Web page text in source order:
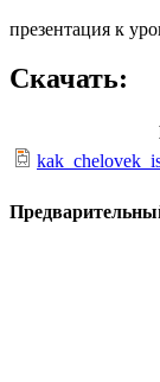
презентация к
Скачать: